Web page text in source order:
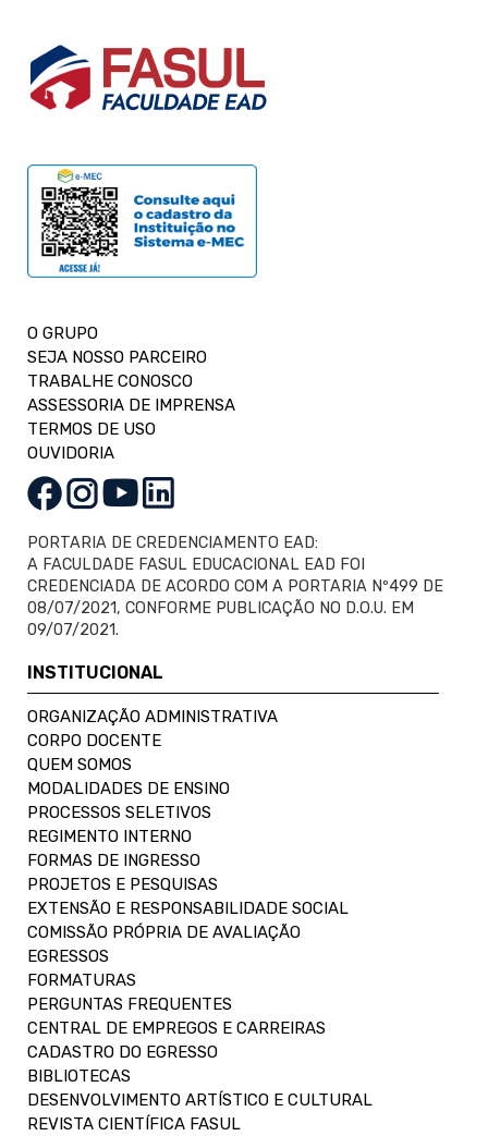
O GRUPO
SEJA NOSSO PARCEIRO
TRABALHE CONOSCO
ASSESSORIA DE IMPRENSA
TERMOS DE USO
OUVIDORIA
PORTARIA DE CREDENCIAMENTO EAD:
A FACULDADE FASUL EDUCACIONAL EAD FOI
CREDENCIADA DE ACORDO COM A PORTARIA Nº499 DE
08/07/2021, CONFORME PUBLICAÇÃO NO D.O.U. EM
09/07/2021.
INSTITUCIONAL
ORGANIZAÇÃO ADMINISTRATIVA
CORPO DOCENTE
QUEM SOMOS
MODALIDADES DE ENSINO
PROCESSOS SELETIVOS
REGIMENTO INTERNO
FORMAS DE INGRESSO
PROJETOS E PESQUISAS
EXTENSÃO E RESPONSABILIDADE SOCIAL
COMISSÃO PRÓPRIA DE AVALIAÇÃO
EGRESSOS
FORMATURAS
PERGUNTAS FREQUENTES
CENTRAL DE EMPREGOS E CARREIRAS
CADASTRO DO EGRESSO
BIBLIOTECAS
DESENVOLVIMENTO ARTÍSTICO E CULTURAL
REVISTA CIENTÍFICA FASUL